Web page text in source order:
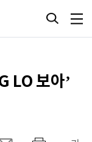
LO 보아’